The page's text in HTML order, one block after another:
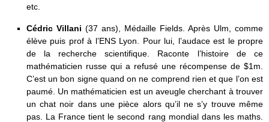
etc.
Cédric Villani (37 ans), Médaille Fields. Après Ulm, comme
élève puis prof à l’ENS Lyon. Pour lui, l’audace est le propre
de la recherche scientifique. Raconte l’histoire de ce
mathématicien russe qui a refusé une récompense de $1m.
C’est un bon signe quand on ne comprend rien et que l’on est
paumé. Un mathématicien est un aveugle cherchant à trouver
un chat noir dans une pièce alors qu’il ne s’y trouve même
pas. La France tient le second rang mondial dans les maths.